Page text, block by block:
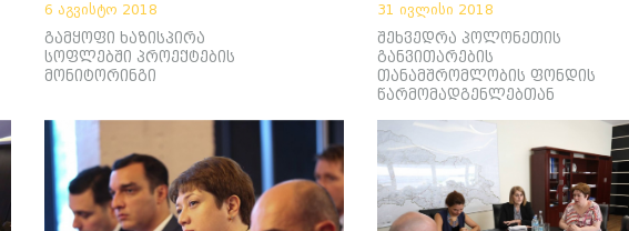
6 აგვისტო 2018
გამყოფი ხაზისპირა
სოფლებში პროექტების
მონიტორინგი
31 ივლისი 2018
შეხვედრა პოლონეთის
განვითარების
თანამშრომლობის ფონდის
წარმომადგენლებთან